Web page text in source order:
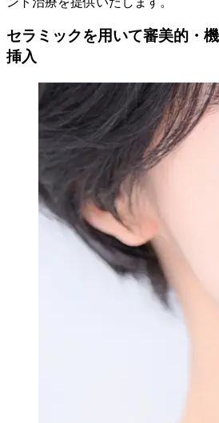
セラミックを用いて審美的・
挿入